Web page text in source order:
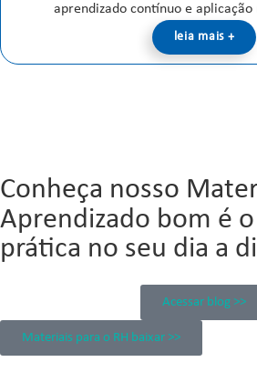
aprendizado contínuo e
leia mais +
Conheça nosso
Aprendizado bom é
prática no seu dia a
Acessar blog >>
Materiais para o RH baixar >>